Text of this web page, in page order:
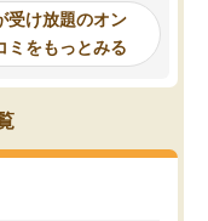
受け放題のオン
ミをもっとみる